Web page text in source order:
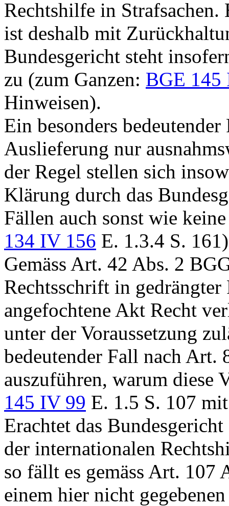
Rechtshilfe in Strafsachen.
ist deshalb mit
Bundesgericht steht
zu (zum Ganzen: BGE 145
Hinweisen).
Ein besonders
Auslieferung nur
der Regel stellen sich
Klärung durch das
Fällen auch sonst wie
134 IV 156 E. 1.3.4 S.
Gemäss Art. 42 Abs. 2
Rechtsschrift in
angefochtene Akt Recht
unter der Voraussetzung
bedeutender Fall nach Art.
auszuführen, warum diese
145 IV 99 E. 1.5 S. 107
Erachtet das
der internationalen
so fällt es gemäss Art. 107
einem hier nicht